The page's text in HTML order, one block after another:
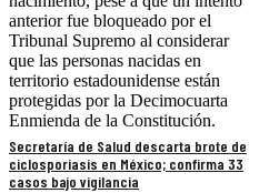
anterior fue bloqueado por el
Tribunal Supremo al considerar
que las personas nacidas en
territorio estadounidense están
protegidas por la Decimocuarta
Enmienda de la Constitución.
Secretaría de Salud descarta brote de
ciclosporiasis en México; confirma 33
casos bajo vigilancia